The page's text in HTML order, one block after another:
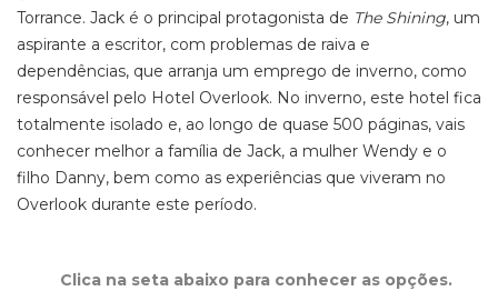
Torrance. Jack é o principal protagonista de The Shining, um
aspirante a escritor, com problemas de raiva e
dependências, que arranja um emprego de inverno, como
responsável pelo Hotel Overlook. No inverno, este hotel fica
totalmente isolado e, ao longo de quase 500 páginas, vais
conhecer melhor a família de Jack, a mulher Wendy e o
filho Danny, bem como as experiências que viveram no
Overlook durante este período.
Clica na seta abaixo para conhecer as opções.